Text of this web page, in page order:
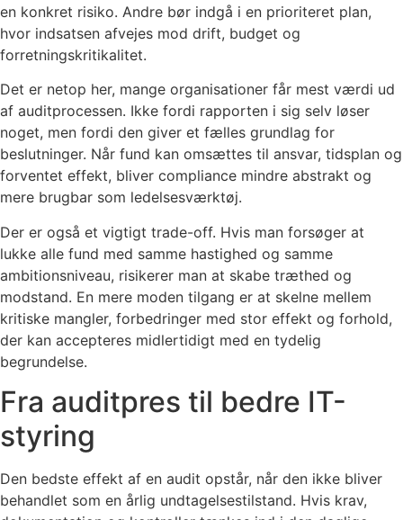
en konkret risiko. Andre bør indgå i en prioriteret plan,
hvor indsatsen afvejes mod drift, budget og
forretningskritikalitet.
Det er netop her, mange organisationer får mest værdi ud
af auditprocessen. Ikke fordi rapporten i sig selv løser
noget, men fordi den giver et fælles grundlag for
beslutninger. Når fund kan omsættes til ansvar, tidsplan og
forventet effekt, bliver compliance mindre abstrakt og
mere brugbar som ledelsesværktøj.
Der er også et vigtigt trade-off. Hvis man forsøger at
lukke alle fund med samme hastighed og samme
ambitionsniveau, risikerer man at skabe træthed og
modstand. En mere moden tilgang er at skelne mellem
kritiske mangler, forbedringer med stor effekt og forhold,
der kan accepteres midlertidigt med en tydelig
begrundelse.
Fra auditpres til bedre IT-
styring
Den bedste effekt af en audit opstår, når den ikke bliver
behandlet som en årlig undtagelsestilstand. Hvis krav,